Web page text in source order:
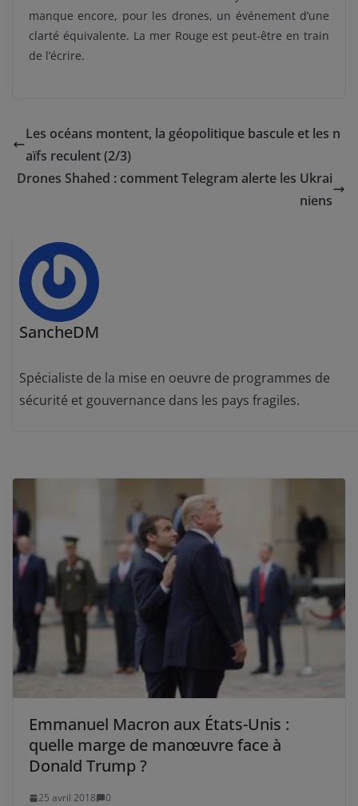
manque encore, pour les drones, un événement d’une
clarté équivalente. La mer Rouge est peut-être en train
de l’écrire.
Les océans montent, la géopolitique bascule et les n
aïfs reculent (2/3)
Drones Shahed : comment Telegram alerte les Ukrai
niens
SancheDM
Spécialiste de la mise en oeuvre de programmes de
sécurité et gouvernance dans les pays fragiles.
Emmanuel Macron aux États-Unis :
quelle marge de manœuvre face à
Donald Trump ?
25 avril 2018 0